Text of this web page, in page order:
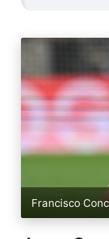
Francisco